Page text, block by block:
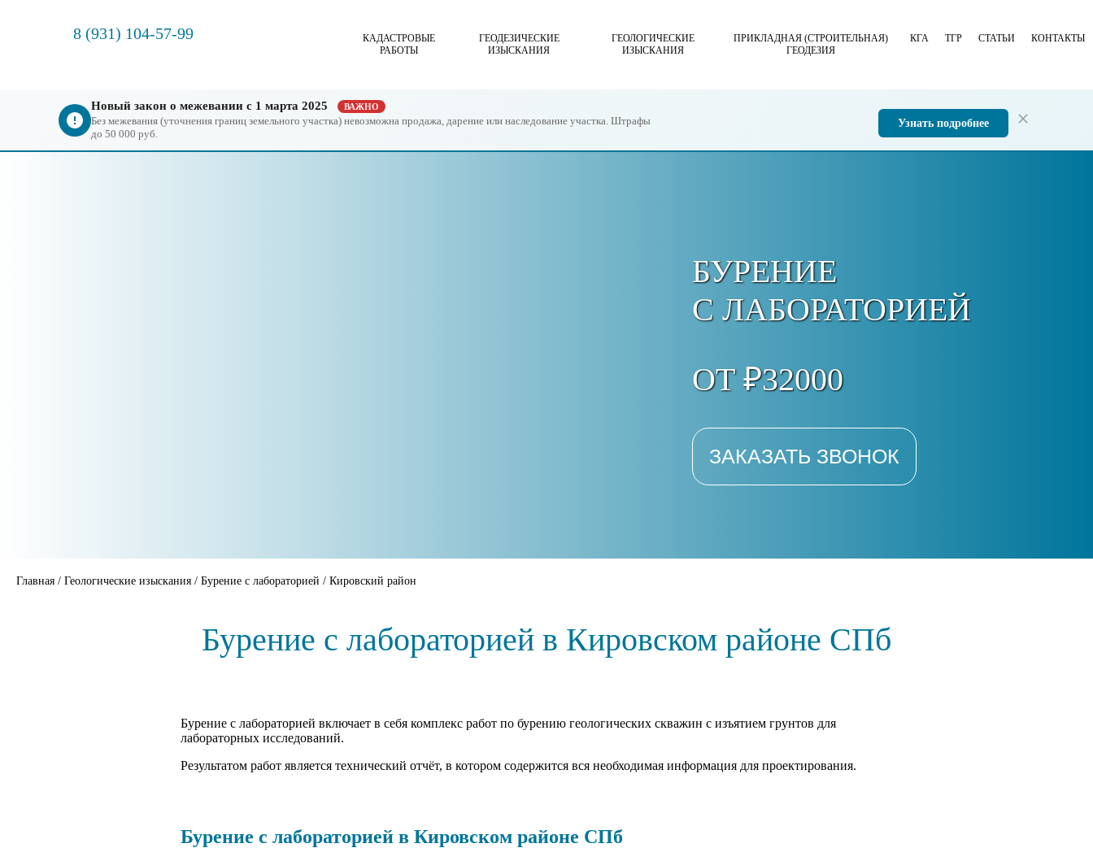
8 (931) 104-57-99
КАДАСТРОВЫЕ
РАБОТЫ
ГЕОДЕЗИЧЕСКИЕ
ИЗЫСКАНИЯ
ГЕОЛОГИЧЕСКИЕ
ИЗЫСКАНИЯ
ПРИКЛАДНАЯ (СТРОИТЕЛЬНАЯ)
ГЕОДЕЗИЯ
КГА ТГР СТАТЬИ КОНТАКТЫ
Новый закон о межевании с 1 марта 2025 ВАЖНО
Без межевания (уточнения границ земельного участка) невозможна продажа, дарение или наследование участка. Штрафы
до 50 000 руб.
Узнать подробнее
БУРЕНИЕ
С ЛАБОРАТОРИЕЙ
ОТ ₽32000
ЗАКАЗАТЬ ЗВОНОК
Главная / Геологические изыскания / Бурение с лабораторией / Кировский район
Бурение с лабораторией в Кировском районе СПб
Бурение с лабораторией включает в себя комплекс работ по бурению геологических скважин с изъятием грунтов для
лабораторных исследований.
Результатом работ является технический отчёт, в котором содержится вся необходимая информация для проектирования.
Бурение с лабораторией в Кировском районе СПб